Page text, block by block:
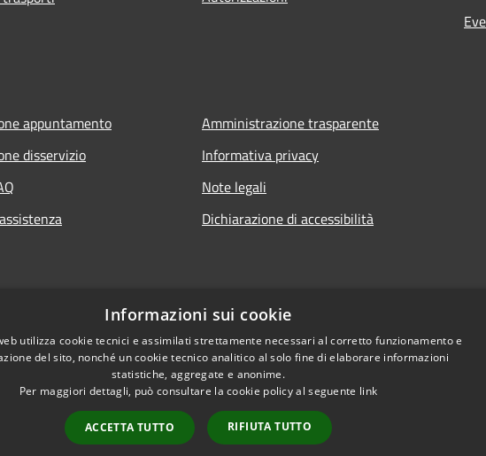
appuntamento
disservizio
Amministrazione trasparente
Informativa privacy
Note legali
Dichiarazione di accessibilità
Copyright © 2026 • Comune di Castiglione del
Informazioni sui cookie
utilizza cookie tecnici e assimilati strettamente necessari al corretto funzionamento e
del sito, nonché un cookie tecnico analitico al solo fine di elaborare informazioni
statistiche, aggregate e anonime.
Per maggiori dettagli, può consultare la cookie policy al seguente link
ACCETTA TUTTO RIFIUTA TUTTO